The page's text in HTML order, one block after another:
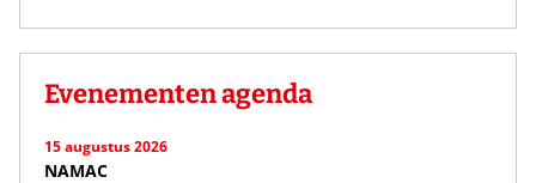
Evenementen agenda
15 augustus 2026
NAMAC